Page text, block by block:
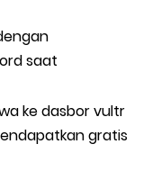
saat
ke dasbor vultr
gratis